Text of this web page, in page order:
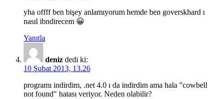
yha offff ben bişey anlamıyorum hemde ben goverskhard ı
nasıl ibndirecem 😀
Yanıtla
deniz dedi ki:
10 Şubat 2013, 13.26
programı indirdim, .net 4.0 ı da indirdim ama hala "cowbell
not found" hatası veriyor. Neden olabilir?